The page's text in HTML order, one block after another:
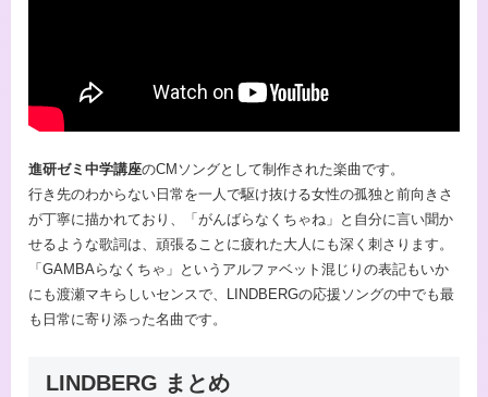
進研ゼミ中学講座のCMソングとして制作された楽曲です。
行き先のわからない日常を一人で駆け抜ける女性の孤独と前向きさ
が丁寧に描かれており、「がんばらなくちゃね」と自分に言い聞か
せるような歌詞は、頑張ることに疲れた大人にも深く刺さります。
「GAMBAらなくちゃ」というアルファベット混じりの表記もいか
にも渡瀬マキらしいセンスで、LINDBERGの応援ソングの中でも最
も日常に寄り添った名曲です。
LINDBERG まとめ